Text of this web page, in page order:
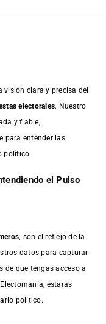
visión clara y precisa del
electorales. Nuestro
y fiable,
para entender las
político.
el Pulso
; son el reflejo de la
datos para capturar
de que tengas acceso a
estarás
político.